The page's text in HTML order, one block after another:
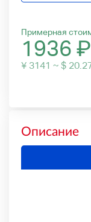
Примерная
1936 ₽
¥ 3141 ~ $
Описание